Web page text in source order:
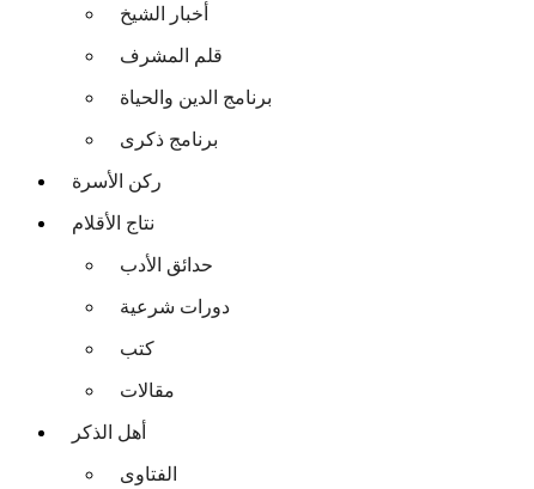
أخبار الشيخ
قلم المشرف
برنامج الدين والحياة
برنامج ذكرى
ركن الأسرة
نتاج الأقلام
حدائق الأدب
دورات شرعية
كتب
مقالات
أهل الذكر
الفتاوى